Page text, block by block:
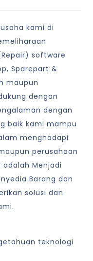
kami di
software
Sparepart &
maupun
dengan
dengan
baik kami mampu
menghadapi
perusahaan
adalah Menjadi
Barang dan
solusi dan
teknologi